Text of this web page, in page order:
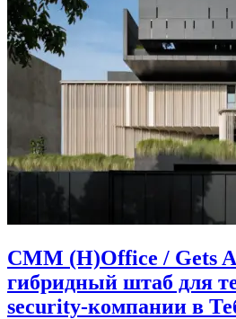
CMM (H)Office / Gets
гибридный штаб для
security-компании в